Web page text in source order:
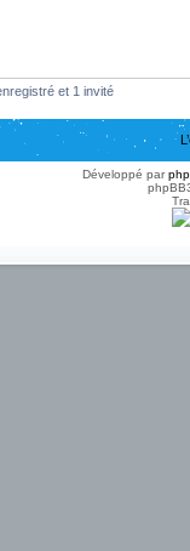
et 1 invité
Développé par